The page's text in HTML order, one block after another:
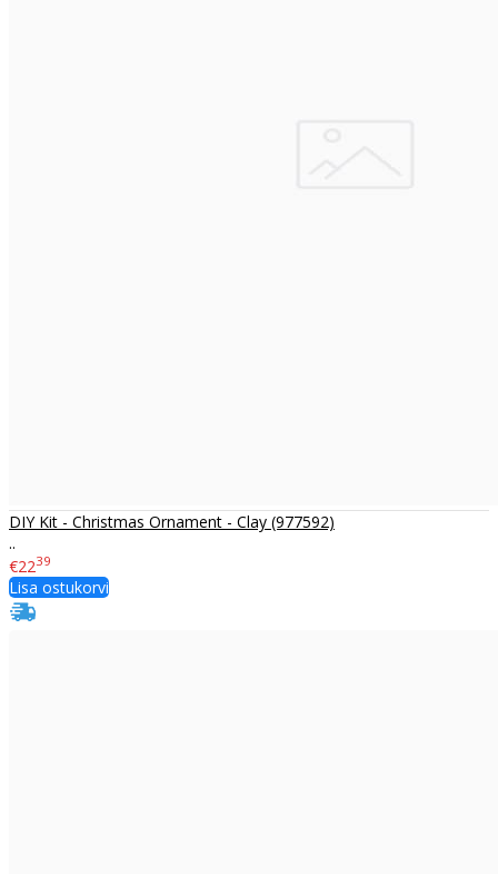
DIY Kit - Christmas Ornament - Clay (977592)
..
€2239
Lisa ostukorvi